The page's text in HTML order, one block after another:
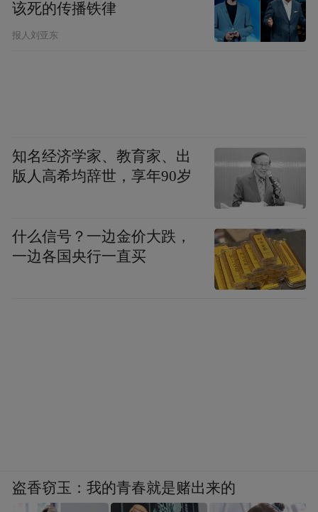
该死的传播铁律
报人刘亚东
知名经济学家、教育家、出
版人高希均辞世，享年90岁
什么信号？一边金价大跌，
一边各国央行一直买
盗香窃玉：我的青春就是赌出来的